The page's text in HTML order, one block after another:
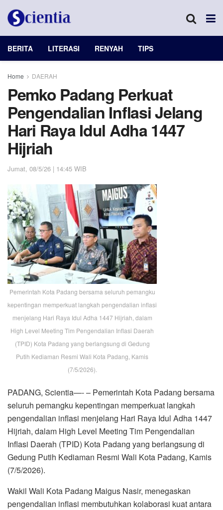
BERITA LITERASI RENYAH TIPS
Home DAERAH
Pemko Padang Perkuat
Pengendalian Inflasi Jelang
Hari Raya Idul Adha 1447
Hijriah
Jumat, 08/5/26 | 14:45 WIB
Pemerintah Kota Padang bersama seluruh pemangku
kepentingan memperkuat langkah pengendalian inflasi
menjelang Hari Raya Idul Adha 1447 Hijriah, dalam
High Level Meeting Tim Pengendalian Inflasi Daerah
(TPID) Kota Padang yang berlangsung di Gedung
Putih Kediaman Resmi Wali Kota Padang, Kamis
(7/5/2026).
PADANG, Scientia—- – Pemerintah Kota Padang bersama
seluruh pemangku kepentingan memperkuat langkah
pengendalian inflasi menjelang Hari Raya Idul Adha 1447
Hijriah, dalam High Level Meeting Tim Pengendalian
Inflasi Daerah (TPID) Kota Padang yang berlangsung di
Gedung Putih Kediaman Resmi Wali Kota Padang, Kamis
(7/5/2026).
Wakil Wali Kota Padang Maigus Nasir, menegaskan
pengendalian inflasi membutuhkan kolaborasi kuat antara